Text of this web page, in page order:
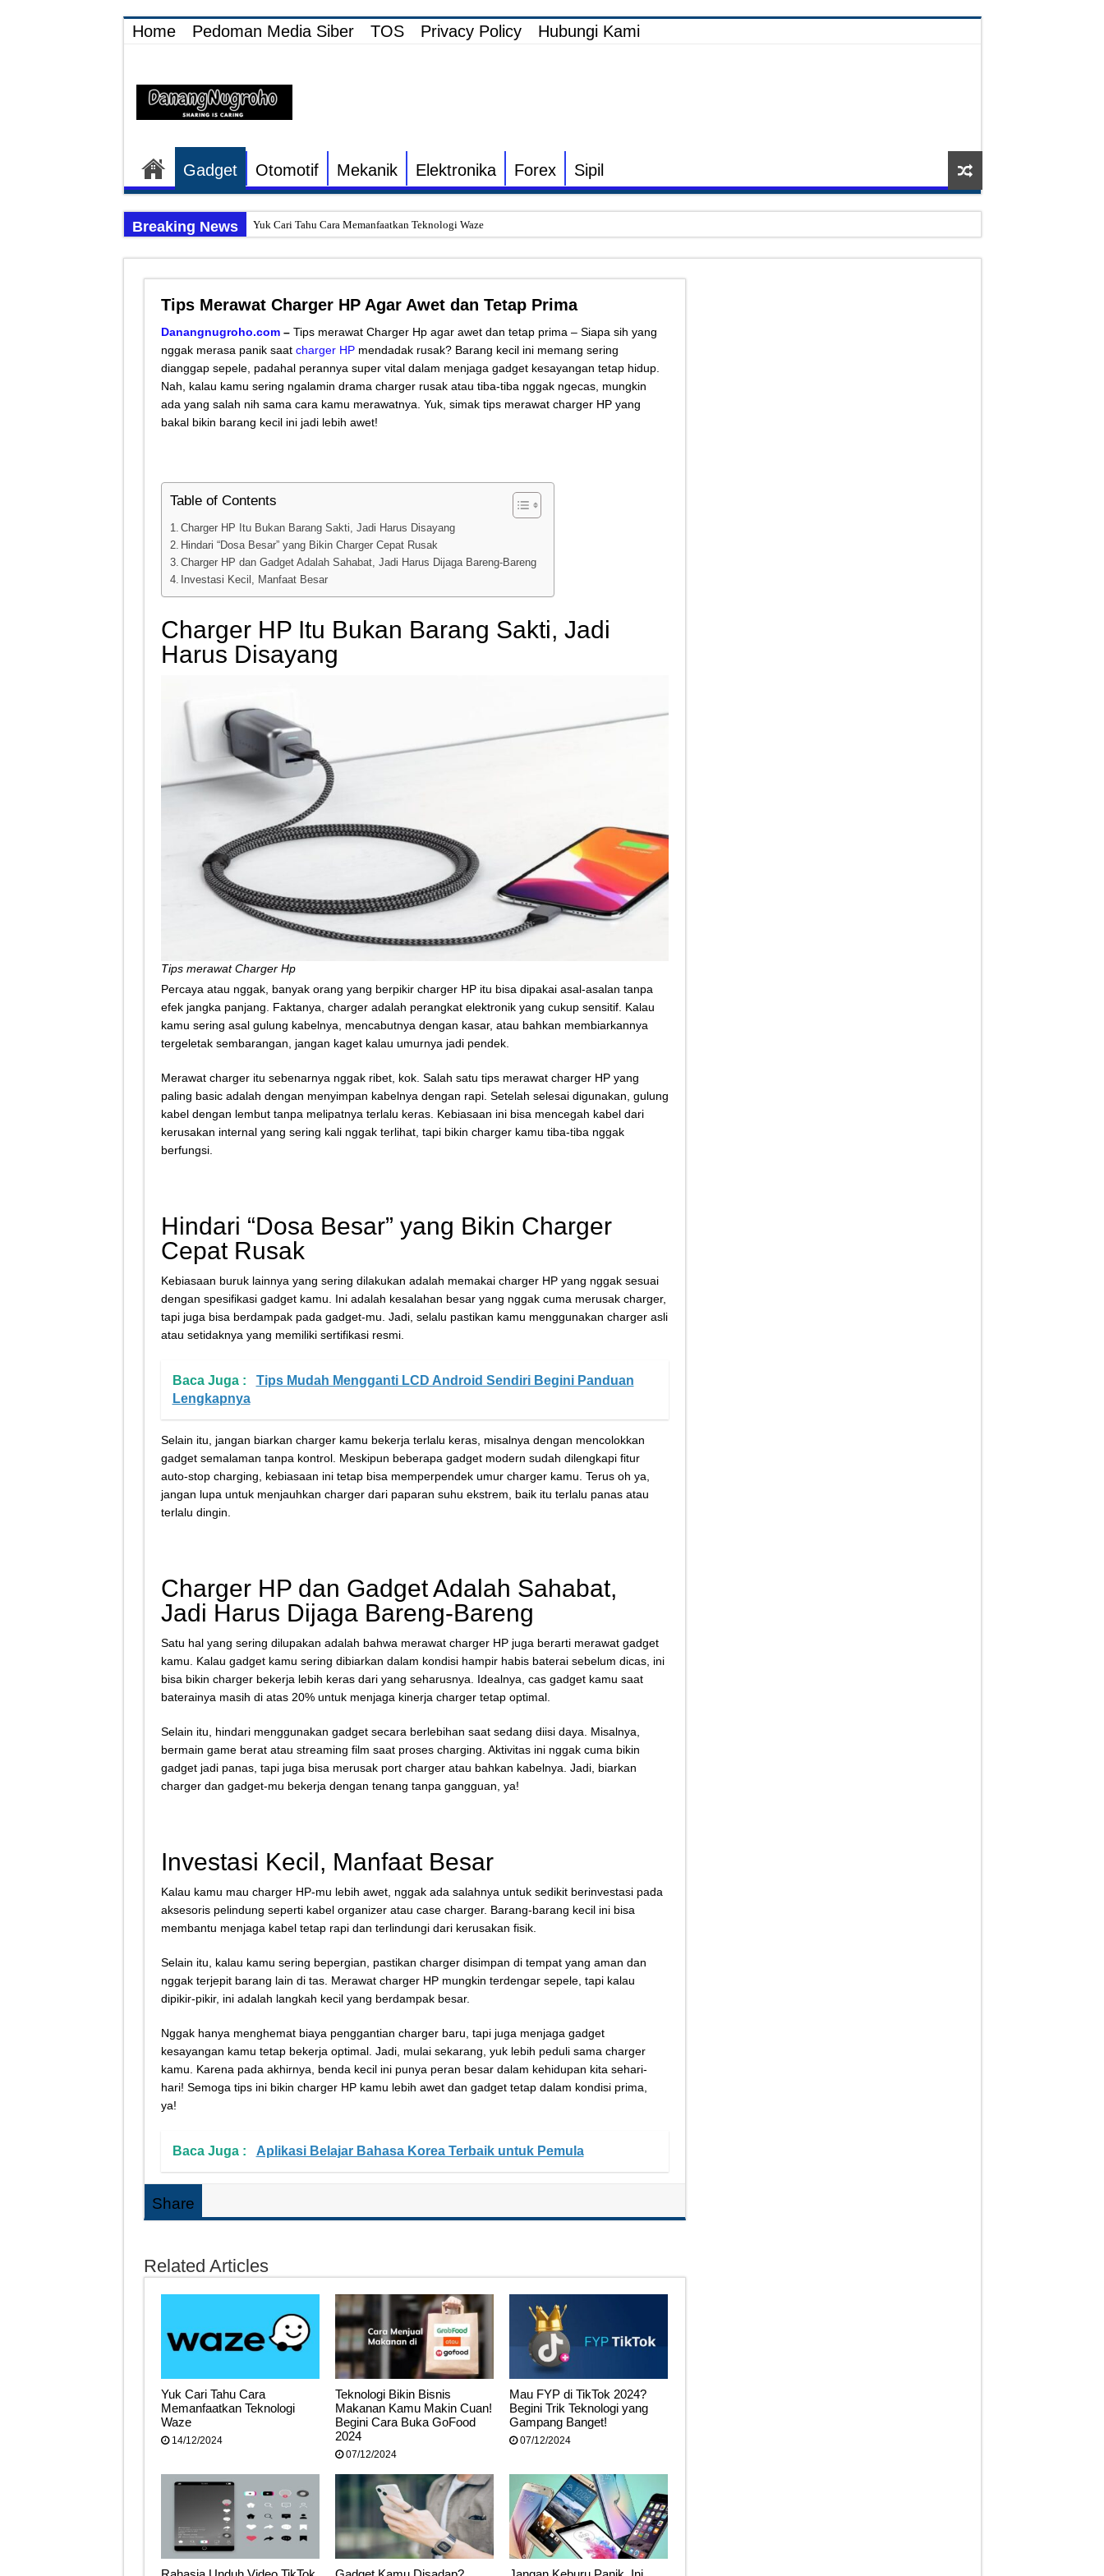
Home Pedoman Media Siber TOS Privacy Policy Hubungi Kami
Gadget Otomotif Mekanik Elektronika Forex Sipil
Breaking News Yuk Cari Tahu Cara Memanfaatkan Teknologi Waze
Tips Memperbaiki Elektronik Speaker Sound yang Bunyi Kemresek
Penyebab Rem Susah Digerakin dan Cara Mengatasinya
Tutorial Memasang Kabel Listrik untuk Pengairan Tambak dengan Elektronik Khusus
Elektronik Canggih, Kulkas Inverter vs Non-Inverter
Tips Atasi Motor Bunyi Kletek-Kletek Tanpa Panik Undang Mekanik
Mekanik Pemula? Ini Cara Cerdas Memilih Oli Asli Biar Gak Ketipu
Tips Merawat Charger HP Agar Awet dan Tetap Prima
Danangnugroho.com– Tips merawat Charger Hp agar awet dan tetap prima – Siapa sih yang
nggak merasa panik saat charger HPmendadak rusak? Barang kecil ini memang sering
dianggap sepele, padahal perannya super vital dalam menjaga gadget kesayangan tetap hidup.
Nah, kalau kamu sering ngalamin drama charger rusak atau tiba-tiba nggak ngecas, mungkin
ada yang salah nih sama cara kamu merawatnya. Yuk, simak tips merawat charger HP yang
bakal bikin barang kecil ini jadi lebih awet!
Table of Contents
Charger HP Itu Bukan Barang Sakti, Jadi Harus Disayang
Hindari “Dosa Besar” yang Bikin Charger Cepat Rusak
Charger HP dan Gadget Adalah Sahabat, Jadi Harus Dijaga Bareng-Bareng
Investasi Kecil, Manfaat Besar
Charger HP Itu Bukan Barang Sakti, Jadi
Harus Disayang
Tips merawat Charger Hp
Percaya atau nggak, banyak orang yang berpikir charger HP itu bisa dipakai asal-asalan tanpa
efek jangka panjang. Faktanya, charger adalah perangkat elektronik yang cukup sensitif. Kalau
kamu sering asal gulung kabelnya, mencabutnya dengan kasar, atau bahkan membiarkannya
tergeletak sembarangan, jangan kaget kalau umurnya jadi pendek.
Merawat charger itu sebenarnya nggak ribet, kok. Salah satu tips merawat charger HP yang
paling basic adalah dengan menyimpan kabelnya dengan rapi. Setelah selesai digunakan, gulung
kabel dengan lembut tanpa melipatnya terlalu keras. Kebiasaan ini bisa mencegah kabel dari
kerusakan internal yang sering kali nggak terlihat, tapi bikin charger kamu tiba-tiba nggak
berfungsi.
Hindari “Dosa Besar” yang Bikin Charger
Cepat Rusak
Kebiasaan buruk lainnya yang sering dilakukan adalah memakai charger HP yang nggak sesuai
dengan spesifikasi gadget kamu. Ini adalah kesalahan besar yang nggak cuma merusak charger,
tapi juga bisa berdampak pada gadget-mu. Jadi, selalu pastikan kamu menggunakan charger asli
atau setidaknya yang memiliki sertifikasi resmi.
Baca Juga :
Tips Mudah Mengganti LCD Android Sendiri Begini Panduan
Lengkapnya
Selain itu, jangan biarkan charger kamu bekerja terlalu keras, misalnya dengan mencolokkan
gadget semalaman tanpa kontrol. Meskipun beberapa gadget modern sudah dilengkapi fitur
auto-stop charging, kebiasaan ini tetap bisa memperpendek umur charger kamu. Terus oh ya,
jangan lupa untuk menjauhkan charger dari paparan suhu ekstrem, baik itu terlalu panas atau
terlalu dingin.
Charger HP dan Gadget Adalah Sahabat,
Jadi Harus Dijaga Bareng-Bareng
Satu hal yang sering dilupakan adalah bahwa merawat charger HP juga berarti merawat gadget
kamu. Kalau gadget kamu sering dibiarkan dalam kondisi hampir habis baterai sebelum dicas, ini
bisa bikin charger bekerja lebih keras dari yang seharusnya. Idealnya, cas gadget kamu saat
baterainya masih di atas 20% untuk menjaga kinerja charger tetap optimal.
Selain itu, hindari menggunakan gadget secara berlebihan saat sedang diisi daya. Misalnya,
bermain game berat atau streaming film saat proses charging. Aktivitas ini nggak cuma bikin
gadget jadi panas, tapi juga bisa merusak port charger atau bahkan kabelnya. Jadi, biarkan
charger dan gadget-mu bekerja dengan tenang tanpa gangguan, ya!
Investasi Kecil, Manfaat Besar
Kalau kamu mau charger HP-mu lebih awet, nggak ada salahnya untuk sedikit berinvestasi pada
aksesoris pelindung seperti kabel organizer atau case charger. Barang-barang kecil ini bisa
membantu menjaga kabel tetap rapi dan terlindungi dari kerusakan fisik.
Selain itu, kalau kamu sering bepergian, pastikan charger disimpan di tempat yang aman dan
nggak terjepit barang lain di tas. Merawat charger HP mungkin terdengar sepele, tapi kalau
dipikir-pikir, ini adalah langkah kecil yang berdampak besar.
Nggak hanya menghemat biaya penggantian charger baru, tapi juga menjaga gadget
kesayangan kamu tetap bekerja optimal. Jadi, mulai sekarang, yuk lebih peduli sama charger
kamu. Karena pada akhirnya, benda kecil ini punya peran besar dalam kehidupan kita sehari-
hari! Semoga tips ini bikin charger HP kamu lebih awet dan gadget tetap dalam kondisi prima,
ya!
Baca Juga : Aplikasi Belajar Bahasa Korea Terbaik untuk Pemula
Share
Related Articles
Yuk Cari Tahu Cara
Memanfaatkan Teknologi
Waze
14/12/2024
Teknologi Bikin Bisnis
Makanan Kamu Makin Cuan!
Begini Cara Buka GoFood
2024
07/12/2024
Mau FYP di TikTok 2024?
Begini Trik Teknologi yang
Gampang Banget!
07/12/2024